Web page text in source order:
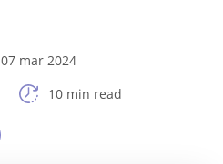
07 mar 2024
10 min read